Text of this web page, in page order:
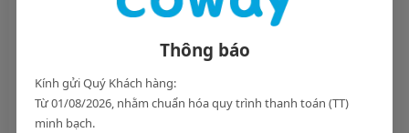
gió cũng như chất liệu bề mặt đồ đạc.
nhất thường không giải quyết được triệt để vấn đề. Điều này
đòi hỏi chúng ta phải có những cách xử lý linh hoạt, kết hợp
khéo léo nhiều biện pháp khác nhau sao cho phù hợp với từng
khu vực cụ thể, từ đó mới có thể mang lại hiệu quả khử mùi
Thông báo
Kính gửi Quý Khách hàng:
Từ 01/08/2026, nhằm chuẩn hóa quy trình thanh toán (TT)
minh bạch.